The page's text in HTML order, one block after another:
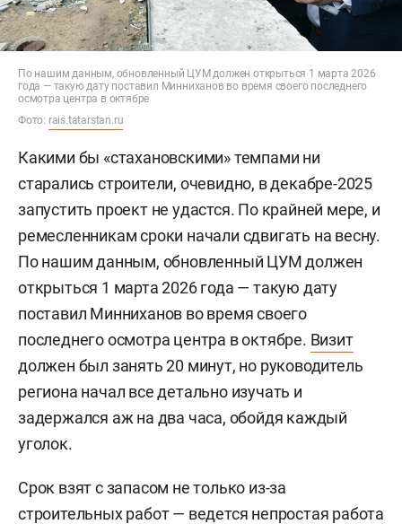
По нашим данным, обновленный ЦУМ должен открыться 1 марта 2026
года — такую дату поставил Минниханов во время своего последнего
осмотра центра в октябре
Фото: rais.tatarstan.ru
Какими бы «стахановскими» темпами ни
старались строители, очевидно, в декабре-2025
запустить проект не удастся. По крайней мере, и
ремесленникам сроки начали сдвигать на весну.
По нашим данным, обновленный ЦУМ должен
открыться 1 марта 2026 года — такую дату
поставил Минниханов во время своего
последнего осмотра центра в октябре. Визит
должен был занять 20 минут, но руководитель
региона начал все детально изучать и
задержался аж на два часа, обойдя каждый
уголок.
Срок взят с запасом не только из-за
строительных работ — ведется непростая работа